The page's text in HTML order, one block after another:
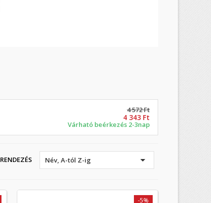
4 572 Ft
4 343 Ft
Várható beérkezés 2-3nap
RENDEZÉS Név, A-tól Z-ig 
-5%